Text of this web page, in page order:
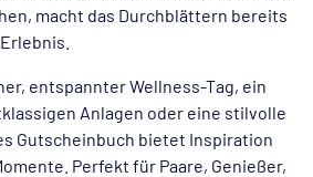
macht das Durchblättern bereits
entspannter Wellness-Tag, ein
Anlagen oder eine stilvolle
Gutscheinbuch bietet Inspiration
Perfekt für Paare, Genießer,